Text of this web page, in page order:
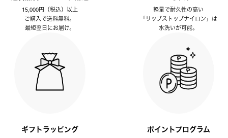
15,000円（税込）以上
ご購入で送料無料。
最短翌日にお届け。
軽量で耐久性の高い
「リップストップナイロン」は
水洗いが可能。
ギフトラッピング ポイントプログラム